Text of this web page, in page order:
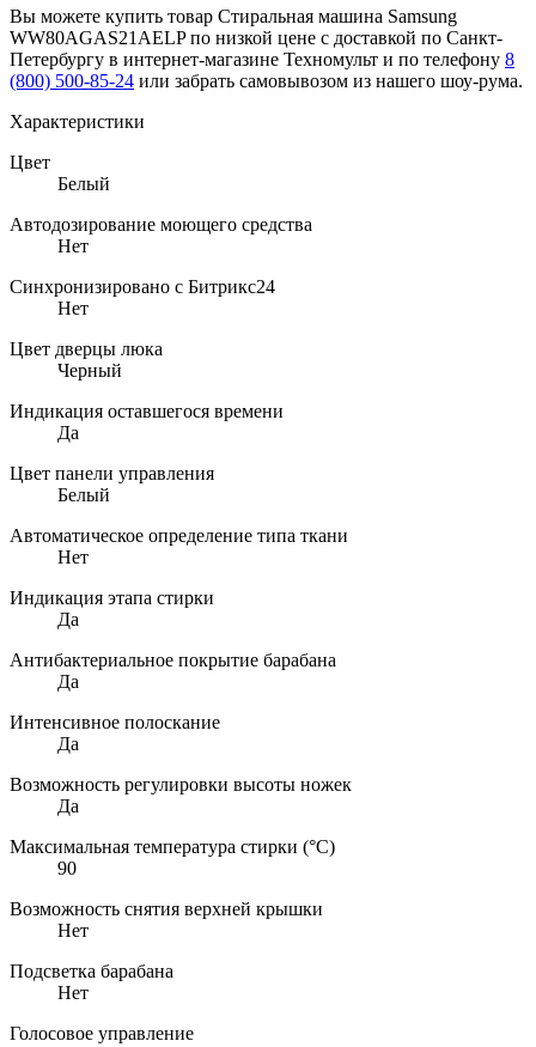
Вы можете купить товар Стиральная машина Samsung
WW80AGAS21AELP по низкой цене с доставкой по Санкт-
Петербургу в интернет-магазине Техномульт и по телефону 8
(800) 500-85-24 или забрать самовывозом из нашего шоу-рума.
Характеристики
Цвет
Белый
Автодозирование моющего средства
Нет
Синхронизировано с Битрикс24
Нет
Цвет дверцы люка
Черный
Индикация оставшегося времени
Да
Цвет панели управления
Белый
Автоматическое определение типа ткани
Нет
Индикация этапа стирки
Да
Антибактериальное покрытие барабана
Да
Интенсивное полоскание
Да
Возможность регулировки высоты ножек
Да
Максимальная температура стирки (°C)
90
Возможность снятия верхней крышки
Нет
Подсветка барабана
Нет
Голосовое управление